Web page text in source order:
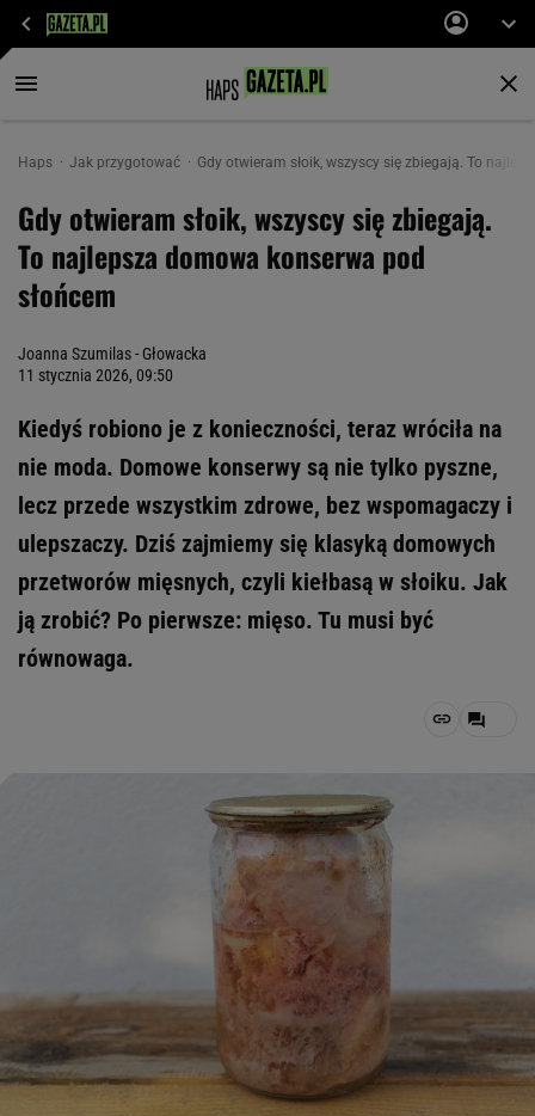
Haps Jak przygotować Gdy otwieram słoik, wszyscy się zbiegają. To
Gdy otwieram słoik, wszyscy się zbiegają.
To najlepsza domowa konserwa pod
słońcem
Joanna Szumilas - Głowacka
11 stycznia 2026, 09:50
Kiedyś robiono je z konieczności, teraz wróciła na
nie moda. Domowe konserwy są nie tylko pyszne,
lecz przede wszystkim zdrowe, bez wspomagaczy i
ulepszaczy. Dziś zajmiemy się klasyką domowych
przetworów mięsnych, czyli kiełbasą w słoiku. Jak
ją zrobić? Po pierwsze: mięso. Tu musi być
równowaga.